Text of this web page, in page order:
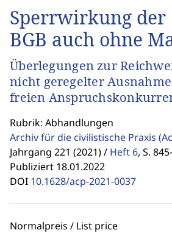
Sperrwirkung der
BGB auch ohne
Überlegungen zur
nicht geregelter
freien
Rubrik: Abhandlungen
Archiv für die civilistische Praxis
Jahrgang 221 (2021) / Heft 6, S.
Publiziert 18.01.2022
DOI 10.1628/acp-2021-0037
Normalpreis / List price